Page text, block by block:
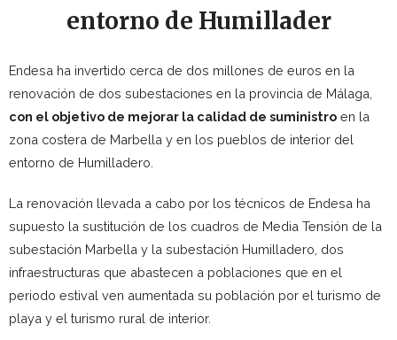
entorno de Humillader
Endesa ha invertido cerca de dos millones de euros en la
renovación de dos subestaciones en la provincia de Málaga,
con el objetivo de mejorar la calidad de suministro en la
zona costera de Marbella y en los pueblos de interior del
entorno de Humilladero.
La renovación llevada a cabo por los técnicos de Endesa ha
supuesto la sustitución de los cuadros de Media Tensión de la
subestación Marbella y la subestación Humilladero, dos
infraestructuras que abastecen a poblaciones que en el
periodo estival ven aumentada su población por el turismo de
playa y el turismo rural de interior.